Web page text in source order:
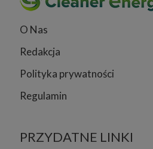
O Nas
Redakcja
Polityka prywatności
Regulamin
PRZYDATNE LINKI